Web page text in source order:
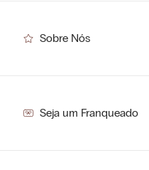
Sobre Nós
Seja um Franqueado